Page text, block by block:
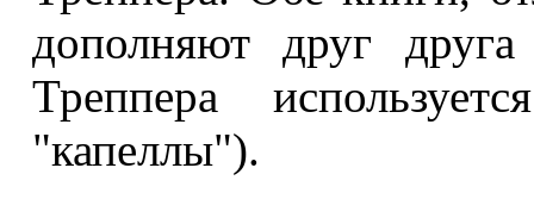
дополняют друг
Треппера
"капеллы").